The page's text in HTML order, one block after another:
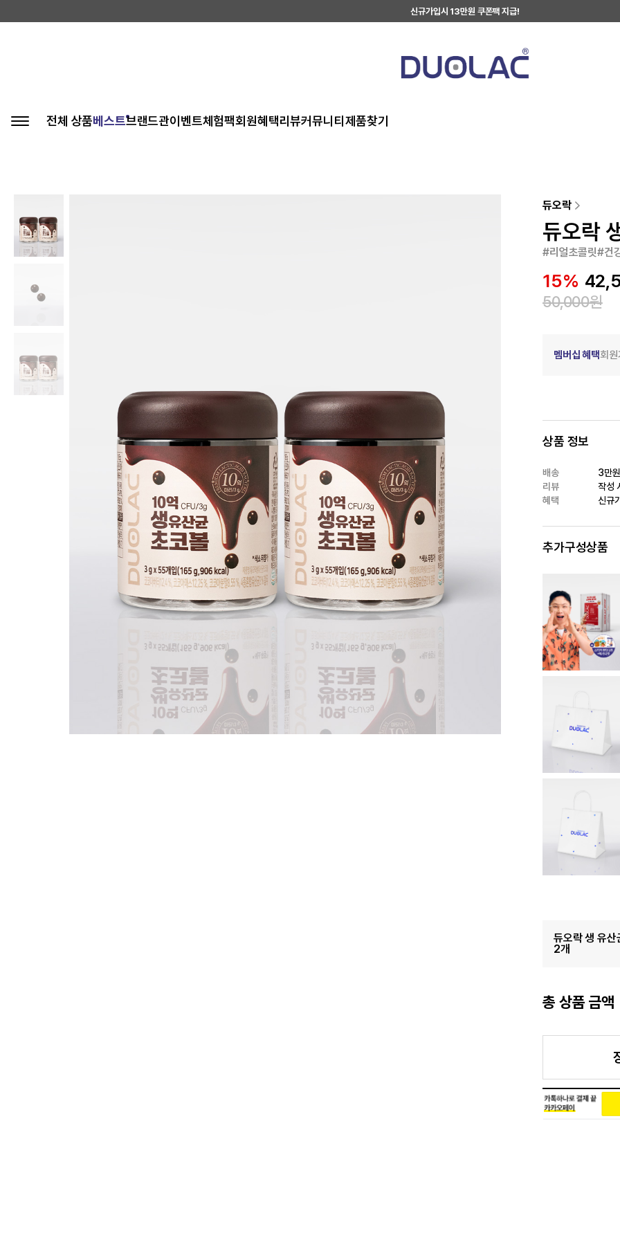
신규가입시 13만원 쿠폰팩 지급!
전체 상품베스트브랜드관이벤트체험팩회원혜택리뷰커뮤니티 제품찾기
듀오락
듀오락
#리얼초콜릿#건
15%
50,000원
멤버십 혜택회
상품 정보
배송
3만
리뷰
작성
혜택
신규
추가구성상품
듀오락 생 유
2개
총 상품 금액